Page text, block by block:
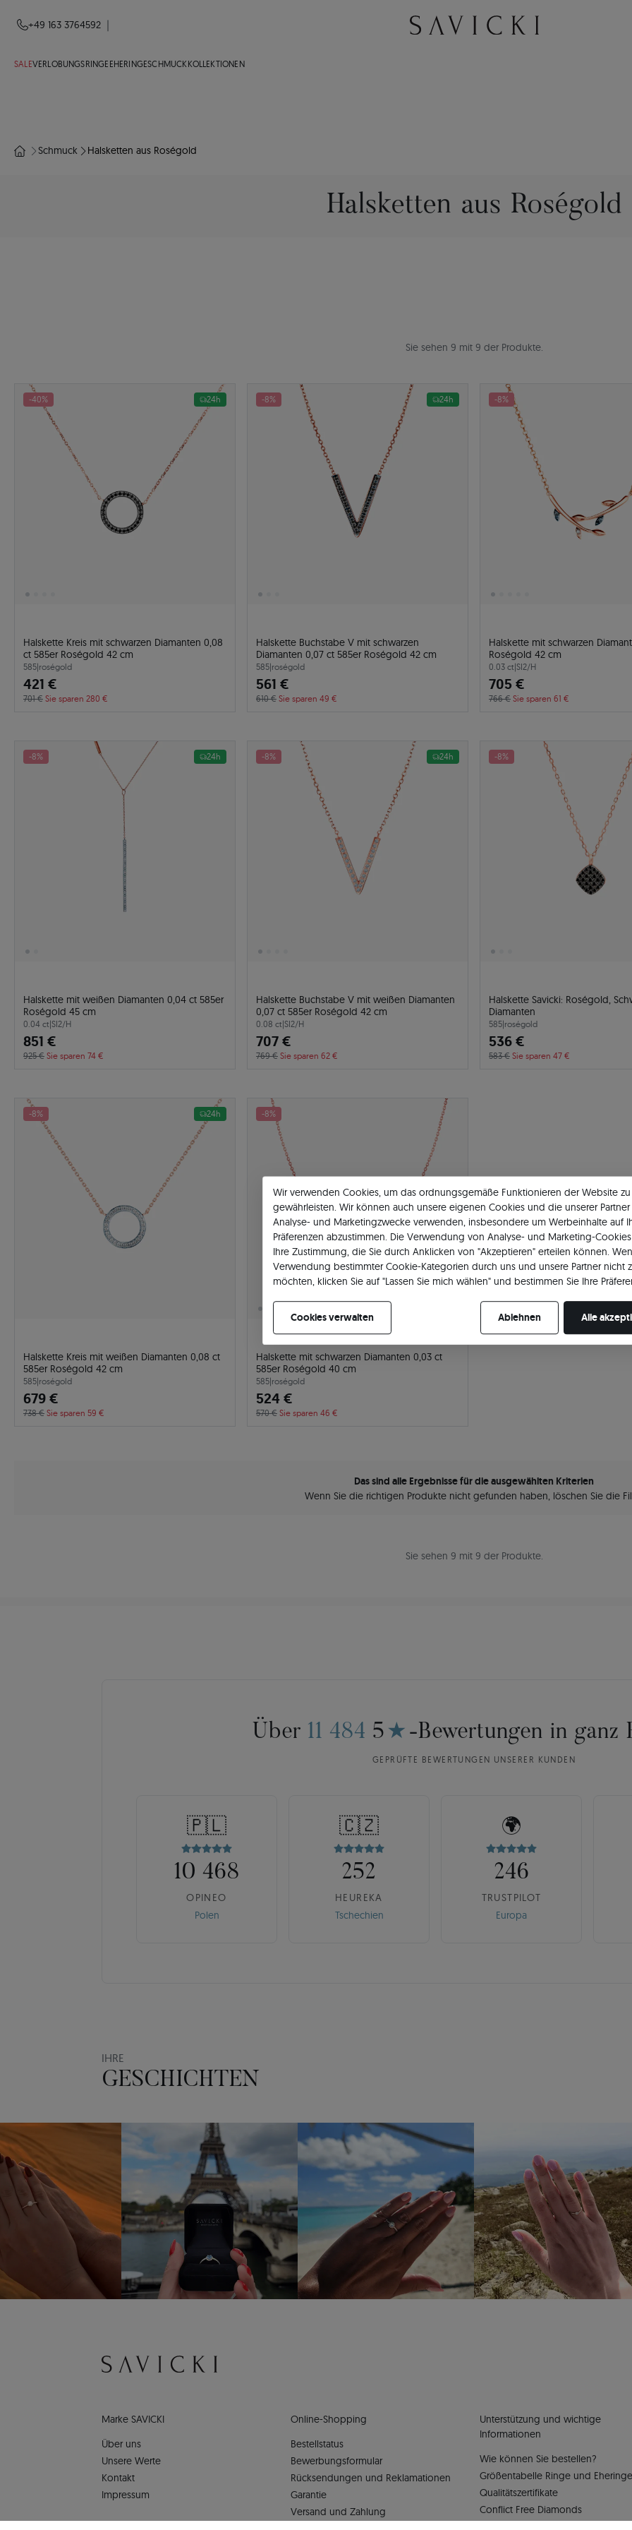
+49 163 3764592
SALEVERLOBUNGSRINGE EHERINGESCHMUCKKOLLEKTIONEN
Schmuck Halsketten aus Roségold
Halsketten aus Roségold
Sie sehen 9 mit 9 der Produkte.
-40% 24h
Halskette Kreis mit schwarzen Diamanten 0,08
ct 585er Roségold 42 cm
585|roségold
421 €
701 € Sie sparen 280 €
-8% 24h
Halskette Buchstabe V mit schwarzen
Diamanten 0,07 ct 585er Roségold 42 cm
585|roségold
561 €
610 € Sie sparen 49 €
-8%
Halskette mit schwarzen
Roségold 42 cm
0.03 ct|SI2/H
705 €
766 € Sie sparen 61 €
-8% 24h
Halskette mit weißen Diamanten 0,04 ct 585er
Roségold 45 cm
0.04 ct|SI2/H
851 €
925 € Sie sparen 74 €
-8% 24h
Halskette Buchstabe V mit weißen Diamanten
0,07 ct 585er Roségold 42 cm
0.08 ct|SI2/H
707 €
769 € Sie sparen 62 €
-8%
Halskette Savicki: Roségold,
Diamanten
585|roségold
536 €
583 € Sie sparen 47 €
-8% 24h
Halskette Kreis mit weißen Diamanten 0,08 ct
585er Roségold 42 cm
585|roségold
679 €
738 € Sie sparen 59 €
-8%
Halskette mit schwarzen Diamanten 0,03 ct
585er Roségold 40 cm
585|roségold
524 €
570 € Sie sparen 46 €
Das sind alle Ergebnisse für die ausgewählten Kriterien
Wenn Sie die richtigen Produkte nicht gefunden haben, löschen Sie die
Sie sehen 9 mit 9 der Produkte.
Über 11 484 5 ★ -Bewertungen in ganz
GEPRÜFTE BEWERTUNGEN UNSERER KUNDEN
🇵🇱
10 468
OPINEO
Polen
🇨🇿
252
HEUREKA
Tschechien
🌍
246
TRUSTPILOT
Europa
IHRE
GESCHICHTEN
Marke SAVICKI
Über uns
Unsere Werte
Kontakt
Impressum
Online-Shopping
Bestellstatus
Bewerbungsformular
Rücksendungen und Reklamationen
Garantie
Versand und Zahlung
Unterstützung und wichtige
Informationen
Wie können Sie bestellen?
Größentabelle Ringe und Eheringe
Qualitätszertifikate
Conflict Free Diamonds
Wir verwenden Cookies, um das ordnungsgemäße Funktionieren der Website zu
gewährleisten. Wir können auch unsere eigenen Cookies und die unserer Partner
Analyse- und Marketingzwecke verwenden, insbesondere um Werbeinhalte auf
Präferenzen abzustimmen. Die Verwendung von Analyse- und Marketing-
Ihre Zustimmung, die Sie durch Anklicken von "Akzeptieren" erteilen können.
Verwendung bestimmter Cookie-Kategorien durch uns und unsere Partner nicht
möchten, klicken Sie auf "Lassen Sie mich wählen" und bestimmen Sie Ihre
Cookies verwalten
Ablehnen Alle